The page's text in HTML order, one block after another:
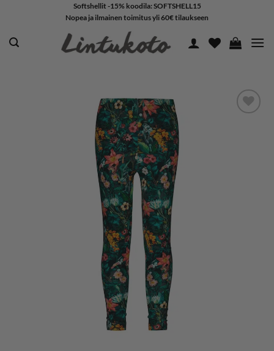
content
Softshellit -15% koodila: SOFTSHELL15
Nopea ja ilmainen toimitus yli 60€ tilaukseen